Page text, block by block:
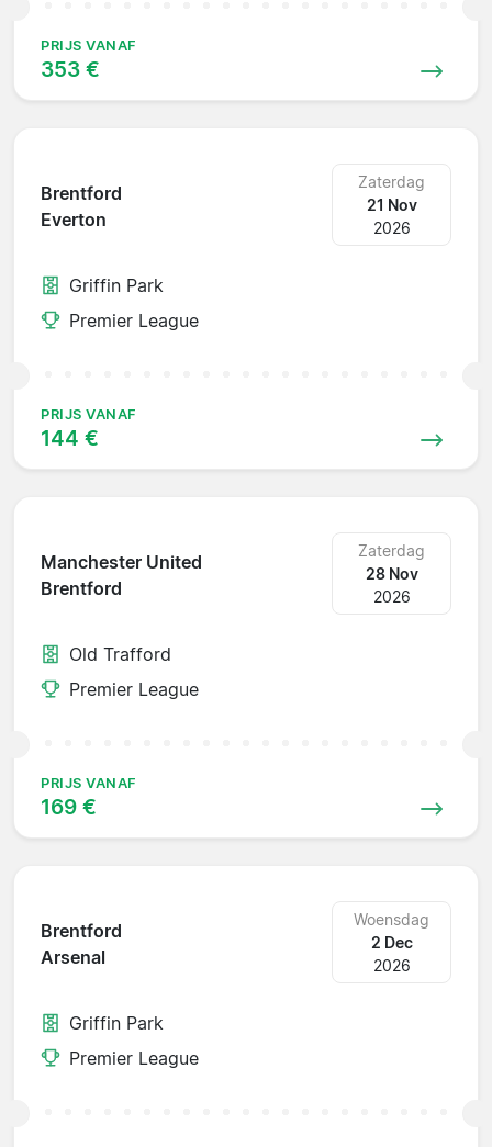
PRIJS VANAF
353 €
Brentford
Everton
Zaterdag
21 Nov
2026
Griffin Park
Premier League
PRIJS VANAF
144 €
Manchester United
Brentford
Zaterdag
28 Nov
2026
Old Trafford
Premier League
PRIJS VANAF
169 €
Brentford
Arsenal
Woensdag
2 Dec
2026
Griffin Park
Premier League